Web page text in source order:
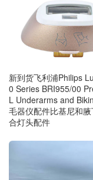
新到货飞利浦Philips
0 Series BRI955/00
L Underarms and
毛器仪配件比基尼和腋
合灯头配件